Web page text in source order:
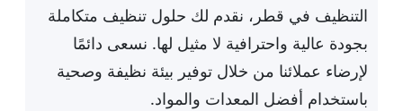
التنظيف في قطر، نقدم لك حلول تنظيف متكاملة
بجودة عالية واحترافية لا مثيل لها. نسعى دائمًا
لإرضاء عملائنا من خلال توفير بيئة نظيفة وصحية
باستخدام أفضل المعدات والمواد.